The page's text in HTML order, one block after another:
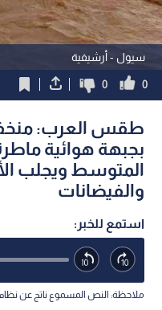
سيول - أرشيفية
0
0
طقس العرب:
بجبهة هوائية
المتوسط ويجلب
والفيضانات
استمع للخبر:
ملاحظة: النص المسموع ناتج عن